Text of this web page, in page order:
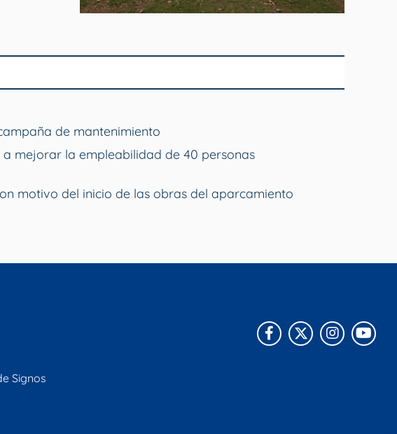
de mantenimiento
mejorar la empleabilidad de 40 personas
motivo del inicio de las obras del aparcamiento
Facebook
X
Signos